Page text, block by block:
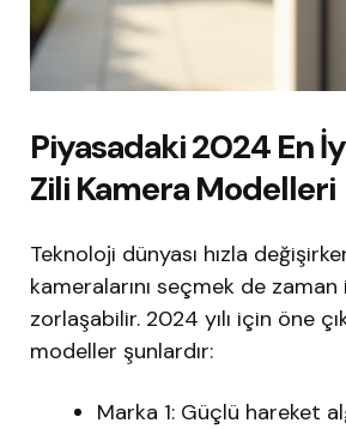
Piyasadaki 2024 En İyi
Zili Kamera Modelleri
Teknoloji dünyası hızla
kameralarını seçmek de
zorlaşabilir. 2024 yılı için öne
modeller şunlardır:
Marka 1: Güçlü hareket